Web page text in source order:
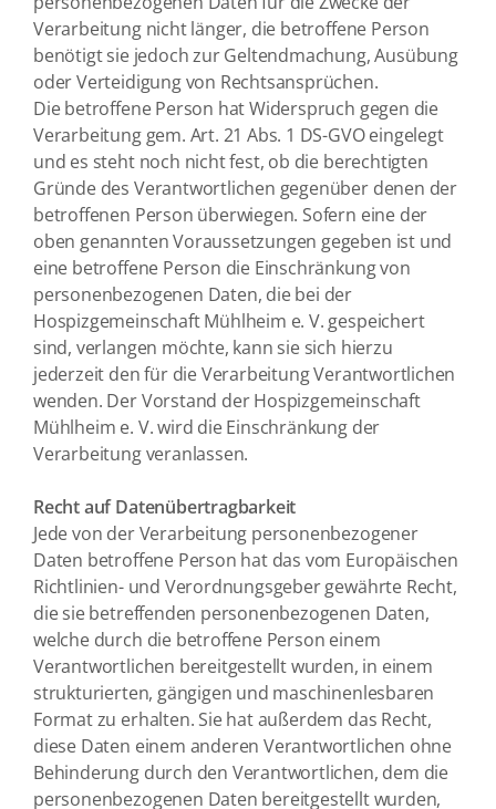
Verarbeitung nicht länger, die betroffene Person
benötigt sie jedoch zur Geltendmachung, Ausübung
oder Verteidigung von Rechtsansprüchen.
Die betroffene Person hat Widerspruch gegen die
Verarbeitung gem. Art. 21 Abs. 1 DS-GVO eingelegt
und es steht noch nicht fest, ob die berechtigten
Gründe des Verantwortlichen gegenüber denen der
betroffenen Person überwiegen. Sofern eine der
oben genannten Voraussetzungen gegeben ist und
eine betroffene Person die Einschränkung von
personenbezogenen Daten, die bei der
Hospizgemeinschaft Mühlheim e. V. gespeichert
sind, verlangen möchte, kann sie sich hierzu
jederzeit den für die Verarbeitung Verantwortlichen
wenden. Der Vorstand der Hospizgemeinschaft
Mühlheim e. V. wird die Einschränkung der
Verarbeitung veranlassen.
Recht auf Datenübertragbarkeit
Jede von der Verarbeitung personenbezogener
Daten betroffene Person hat das vom Europäischen
Richtlinien- und Verordnungsgeber gewährte Recht,
die sie betreffenden personenbezogenen Daten,
welche durch die betroffene Person einem
Verantwortlichen bereitgestellt wurden, in einem
strukturierten, gängigen und maschinenlesbaren
Format zu erhalten. Sie hat außerdem das Recht,
diese Daten einem anderen Verantwortlichen ohne
Behinderung durch den Verantwortlichen, dem die
personenbezogenen Daten bereitgestellt wurden,